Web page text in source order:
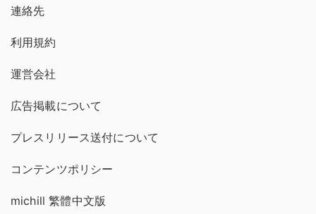
連絡先
利用規約
運営会社
広告掲載について
プレスリリース送付について
コンテンツポリシー
michill 繁體中文版